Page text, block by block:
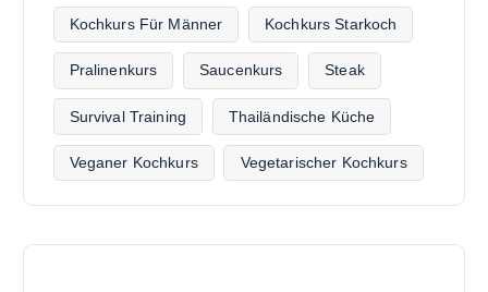
Kochkurs Für Männer Kochkurs Starkoch
Pralinenkurs Saucenkurs Steak
Survival Training Thailändische Küche
Veganer Kochkurs Vegetarischer Kochkurs